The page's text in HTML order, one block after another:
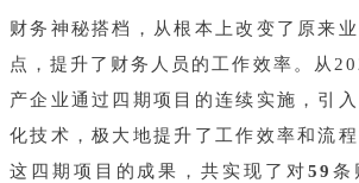
财务神秘搭档，从根本上改变了原来
点，提升了财务人员的工作效率。从
产企业通过四期项目的连续实施，引
化技术，极大地提升了工作效率和流
这四期项目的成果，共实现了对59 条